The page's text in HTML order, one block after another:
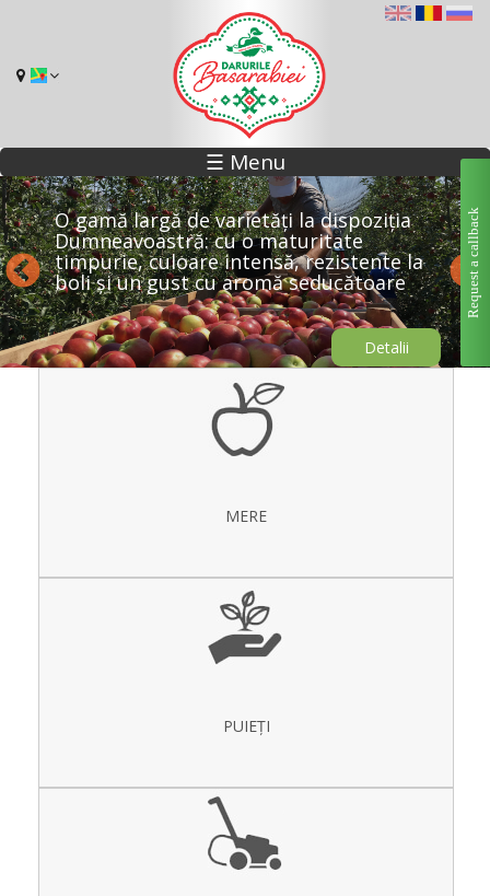
☰ Menu
Varietățile de măr pe care le cultivăm în
prezent
Detalii
MERE
PUIEȚI
Request a callback